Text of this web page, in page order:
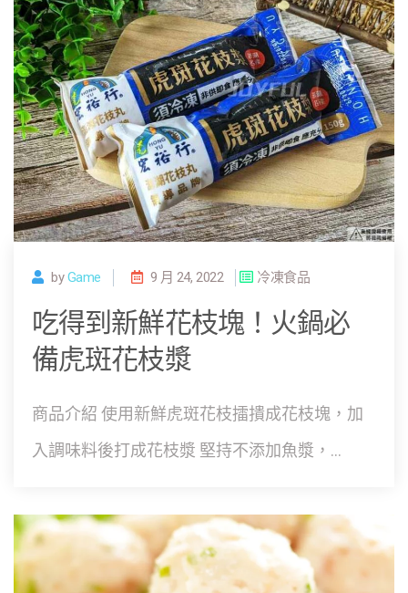
byGame 9 月 24, 2022 冷凍食品
吃得到新鮮花枝塊！火鍋必
備虎斑花枝漿
商品介紹 使用新鮮虎斑花枝擂撌成花枝塊，加
入調味料後打成花枝漿 堅持不添加魚漿，...